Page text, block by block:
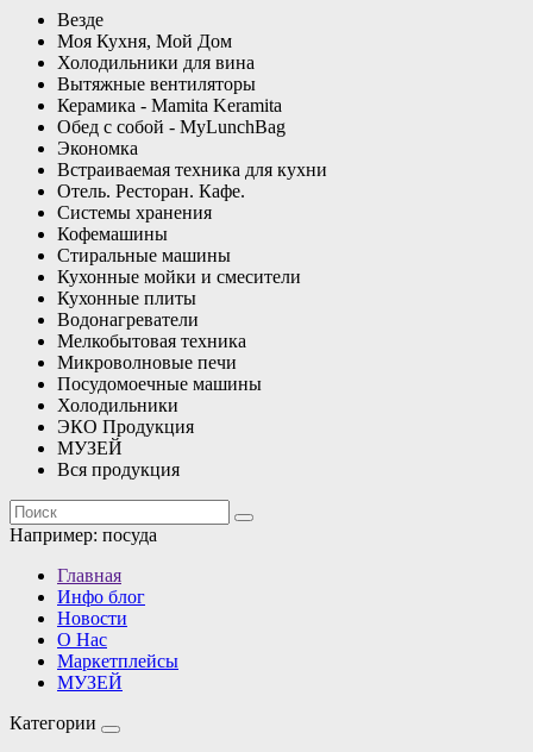
Везде
Моя Кухня, Мой Дом
Холодильники для вина
Вытяжные вентиляторы
Керамика - Mamita Keramita
Обед с собой - MyLunchBag
Экономка
Встраиваемая техника для кухни
Отель. Ресторан. Кафе.
Системы хранения
Кофемашины
Стиральные машины
Кухонные мойки и смесители
Кухонные плиты
Водонагреватели
Мелкобытовая техника
Микроволновые печи
Посудомоечные машины
Холодильники
ЭКО Продукция
МУЗЕЙ
Вся продукция
Например: посуда
Главная
Инфо блог
Новости
О Нас
Маркетплейсы
МУЗЕЙ
Категории